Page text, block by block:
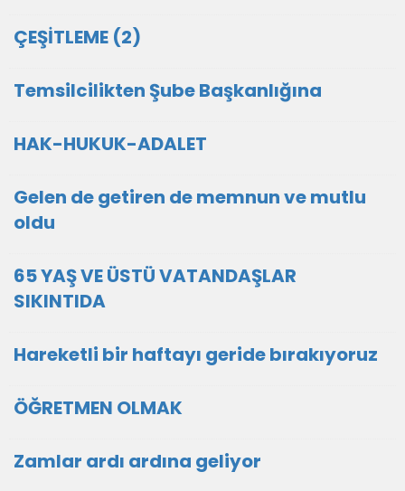
ÇEŞİTLEME (2)
Temsilcilikten Şube Başkanlığına
HAK-HUKUK-ADALET
Gelen de getiren de memnun ve mutlu
oldu
65 YAŞ VE ÜSTÜ VATANDAŞLAR
SIKINTIDA
Hareketli bir haftayı geride bırakıyoruz
ÖĞRETMEN OLMAK
Zamlar ardı ardına geliyor